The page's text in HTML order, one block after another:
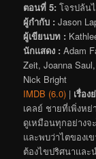
ตอนที่ 5: โจรปล้น
ผู้กำกับ : Jason
ผู้เขียนบท :
นักแสดง : Adam
Zeit, Joanna
Nick Bright
IMDB (6.0) | เรื่อง
เคลย์ ชายที่เพิ่งห
ดูเหมือนทุกอย่างจ
และพบว่าไตของเ
ต้องไขปริศนาแล